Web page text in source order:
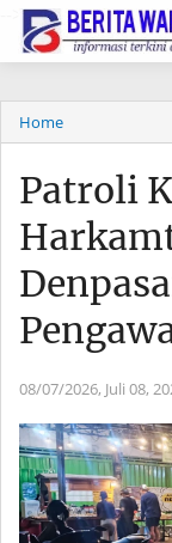
Home
Patroli
08/07/2026, Juli 08,